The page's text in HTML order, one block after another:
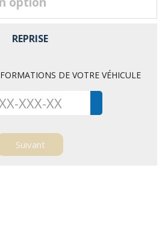
REPRISE
DE VOTRE VÉHICULE